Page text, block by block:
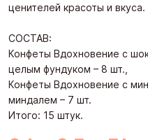
ценителей красоты и вкуса.
СОСТАВ:
Конфеты Вдохновение с
целым фундуком – 8 шт.,
Конфеты Вдохновение с
миндалем – 7 шт.
Итого: 15 штук.